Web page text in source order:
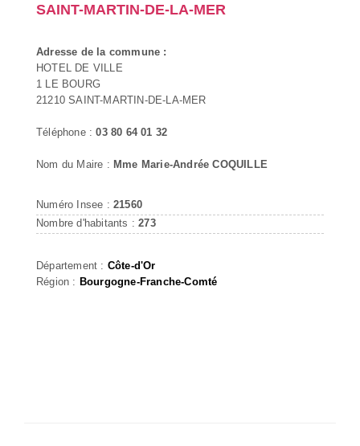
SAINT-MARTIN-DE-LA-MER
Adresse de la commune :
HOTEL DE VILLE
1 LE BOURG
21210 SAINT-MARTIN-DE-LA-MER
Téléphone :03 80 64 01 32
Nom du Maire : Mme Marie-Andrée COQUILLE
Numéro Insee : 21560
Nombre d'habitants :273
Département : Côte-d'Or
Région : Bourgogne-Franche-Comté